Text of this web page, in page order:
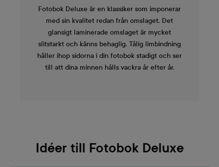
Fotobok Deluxe är en klassiker som imponerar
med sin kvalitet redan från omslaget. Det
glansigt laminerade omslaget är mycket
slitstarkt och känns behaglig. Tålig limbindning
håller ihop sidorna i din fotobok stadigt och ser
till att dina minnen hålls vackra år efter år.
Idéer till Fotobok Deluxe